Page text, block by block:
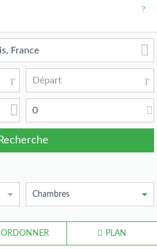
0
Chambres
ORDONNER PLAN